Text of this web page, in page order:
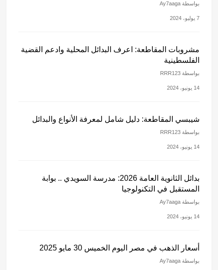
بواسطة Ay7aaga
7 يوليو، 2024
مشروبات المقاطعة: اعرف البدائل المحلية وادعم القضية
الفلسطينية
بواسطة RRR123
14 يونيو، 2024
شيبسي المقاطعة: دليل شامل لمعرفة الأنواع والبدائل
بواسطة RRR123
14 يونيو، 2024
بدائل الثانوية العامة 2026: مدرسة السويدي .. بوابة
المستقبل في التكنولوجيا
بواسطة Ay7aaga
14 يونيو، 2024
أسعار الذهب في مصر اليوم الخميس 30 مايو 2025
بواسطة Ay7aaga